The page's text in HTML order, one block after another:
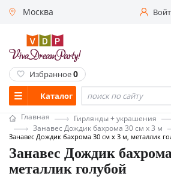
Москва
Каталог
Избранное0
Главная Гирлянды + украшения
Занавес Дождик бахрома 30 см х 3 м
Занавес Дождик бахрома 30 см х 3 м, металлик
Занавес Дождик
металлик голубой